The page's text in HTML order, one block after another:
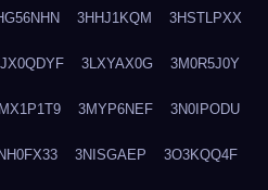
3HHJ1KQM 3HSTLPXX
3LXYAX0G 3M0R5J0Y
3MYP6NEF 3N0IPODU
3NISGAEP 3O3KQQ4F